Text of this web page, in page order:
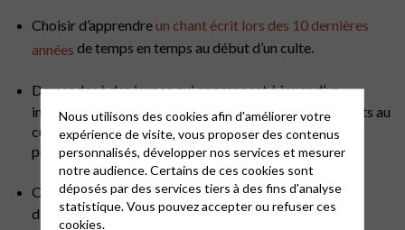
Choisir d’apprendre un chant écrit lors des 10 dernières
années de temps en temps au début d’un culte.
Demander à des jeunes qui apprennent à jouer d’un
instrument de musique de venir accompagner les chants au
culte ou de venir faire un morceau de musique après la
prédication ou à un autre moment.
Organiser une garderie pendant le culte ou un temps
d’éveil à la foi.
Nous utilisons des cookies afin d'améliorer votre
expérience de visite, vous proposer des contenus
personnalisés, développer nos services et mesurer
notre audience. Certains de ces cookies sont
déposés par des services tiers à des fins d'analyse
statistique. Vous pouvez accepter ou refuser ces
cookies.